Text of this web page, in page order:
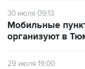
30 июля 09:13
Мобильные
организуют в
29 июля 19:00